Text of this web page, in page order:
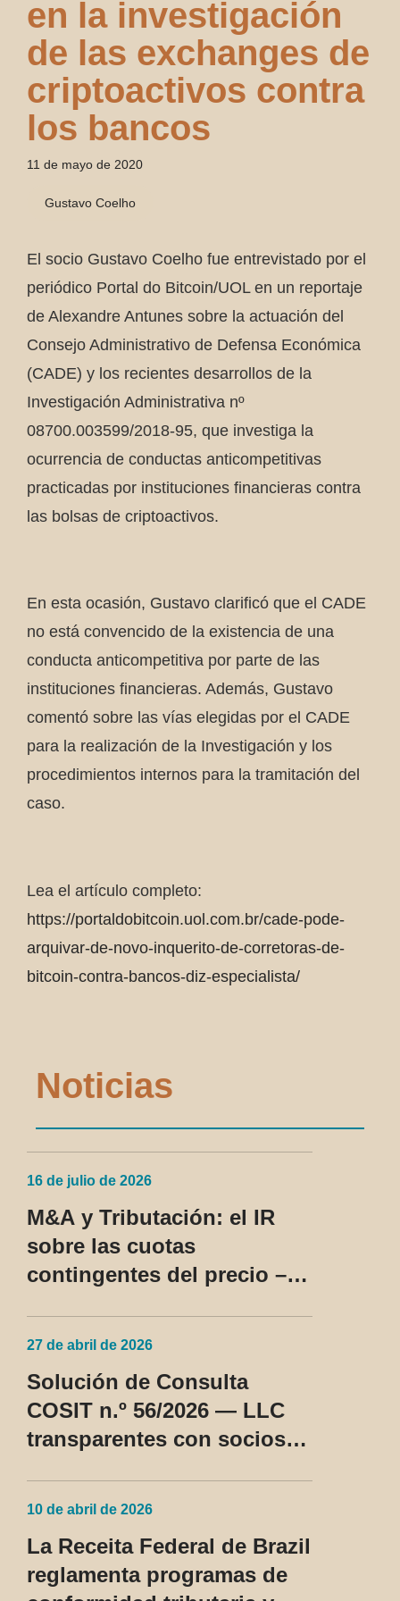
en la investigación
de las exchanges de
criptoactivos contra
los bancos
11 de mayo de 2020
Gustavo Coelho
El socio Gustavo Coelho fue entrevistado por el
periódico Portal do Bitcoin/UOL en un reportaje
de Alexandre Antunes sobre la actuación del
Consejo Administrativo de Defensa Económica
(CADE) y los recientes desarrollos de la
Investigación Administrativa nº
08700.003599/2018-95, que investiga la
ocurrencia de conductas anticompetitivas
practicadas por instituciones financieras contra
las bolsas de criptoactivos.
En esta ocasión, Gustavo clarificó que el CADE
no está convencido de la existencia de una
conducta anticompetitiva por parte de las
instituciones financieras. Además, Gustavo
comentó sobre las vías elegidas por el CADE
para la realización de la Investigación y los
procedimientos internos para la tramitación del
caso.
Lea el artículo completo:
https://portaldobitcoin.uol.com.br/cade-pode-
arquivar-de-novo-inquerito-de-corretoras-de-
bitcoin-contra-bancos-diz-especialista/
Noticias
16 de julio de 2026
M&A y Tributación: el IR
sobre las cuotas
contingentes del precio –
27 de abril de 2026
Solución de Consulta
COSIT n.º 56/2026 — LLC
transparentes con socios
privilegiado
10 de abril de 2026
La Receita Federal de Brazil
reglamenta programas de